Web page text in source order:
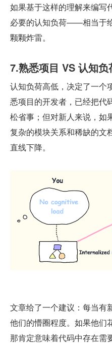
如果基于这样的理解来编写
必要的认知负荷——相当于
颗颗炸雷。
7.熟悉项目 VS 认知负
认知负荷高低，决定了一个
悉项目的开发者，已经把代
松省事；但对新人来说，如
复杂的模块关系和稀缺的文
直线下降。
文章给了一个建议：每当有
他们的懵圈程度。如果他们
那肯定意味着代码中存在需